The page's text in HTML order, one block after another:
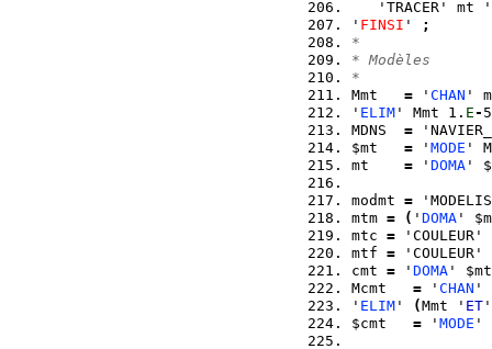
'TRACER' mt
' FINSI '
;
*
* Modèles
*
Mmt = ' CHAN '
' ELIM ' Mmt 1. E-
MDNS =
$mt = ' MODE '
mt = ' DOMA '
modmt =
mtm = ( ' DOMA '
mtc = 'COULEUR'
mtf = 'COULEUR'
cmt = ' DOMA '
Mcmt = ' CHAN '
' ELIM ' (Mmt ' ET '
$cmt = ' MODE '